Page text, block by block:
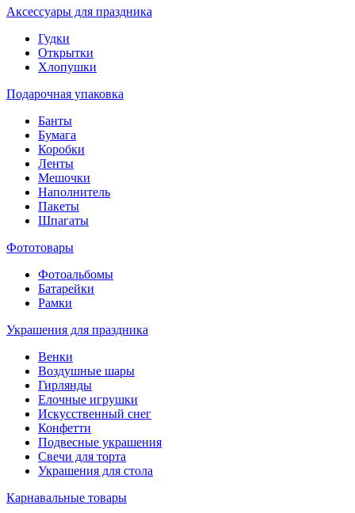
Аксессуары для праздника
Гудки
Открытки
Хлопушки
Подарочная упаковка
Банты
Бумага
Коробки
Ленты
Мешочки
Наполнитель
Пакеты
Шпагаты
Фототовары
Фотоальбомы
Батарейки
Рамки
Украшения для праздника
Венки
Воздушные шары
Гирлянды
Елочные игрушки
Искусственный снег
Конфетти
Подвесные украшения
Свечи для торта
Украшения для стола
Карнавальные товары